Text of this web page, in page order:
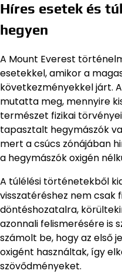
Híres esetek és
hegyen
A Mount Everest
esetekkel, amikor a
következményekkel járt.
mutatta meg, mennyire
természet fizikai
tapasztalt hegymászók
mert a csúcs zónájában
a hegymászók oxigén
A túlélési történetekből
visszatéréshez nem csak
döntéshozatalra,
azonnali felismerésére is
számolt be, hogy az első
oxigént használtak, így
szövődményeket.